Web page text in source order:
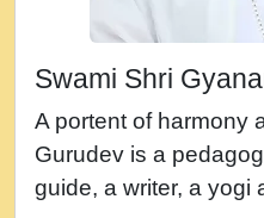
न म गवद गपल गद
नह भरस रह
सहर चरण क .....mp3
बगड नसब कसन सवर
shastri ji maharaj.mp3
Swami Shri
A portent of harmony
Gurudev is a
guide, a writer, a yogi